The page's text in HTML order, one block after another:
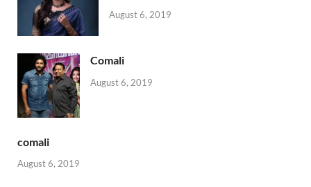
August 6, 2019
Comali
August 6, 2019
comali
August 6, 2019